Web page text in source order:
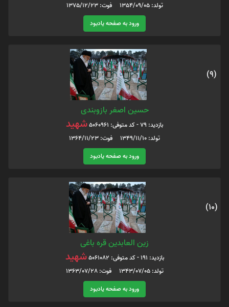
تولد: 1354/09/05 فوت: 1375/12/23
ورود به صفحه یادبود
(9)
حسین اصغر بازوبندی
بازدید: 79 - کد متوفی: 5060961 شهید
تولد: 1349/11/10 فوت: 1364/11/23
ورود به صفحه یادبود
(10)
زین العابدین قره باغی
بازدید: 191 - کد متوفی: 5061082 شهید
تولد: 1343/07/05 فوت: 1363/07/28
ورود به صفحه یادبود